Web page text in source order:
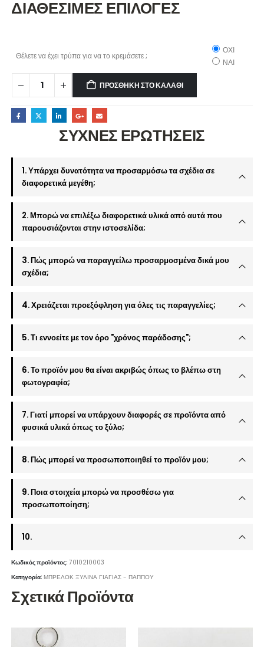
ΔΙΑΘΕΣΙΜΕΣ ΕΠΙΛΟΓΕΣ
Θέλετε να έχει τρύπα για να το κρεμάσετε ;
ΟΧΙ
ΝΑΙ
ΠΡΟΣΘΉΚΗ ΣΤΟ ΚΑΛΆΘΙ
ΣΥΧΝΕΣ ΕΡΩΤΗΣΕΙΣ
1. Υπάρχει δυνατότητα να προσαρμόσω τα σχέδια σε
διαφορετικά μεγέθη;
2. Μπορώ να επιλέξω διαφορετικά υλικά από αυτά που
παρουσιάζονται στην ιστοσελίδα;
3. Πώς μπορώ να παραγγείλω προσαρμοσμένα δικά μου
σχέδια;
4. Χρειάζεται προεξόφληση για όλες τις παραγγελίες;
5. Τι εννοείτε με τον όρο "χρόνος παράδοσης";
6. Το προϊόν μου θα είναι ακριβώς όπως το βλέπω στη
φωτογραφία;
7. Γιατί μπορεί να υπάρχουν διαφορές σε προϊόντα από
φυσικά υλικά όπως το ξύλο;
8. Πώς μπορεί να προσωποποιηθεί το προϊόν μου;
9. Ποια στοιχεία μπορώ να προσθέσω για
προσωποποίηση;
10.
Κωδικός προϊόντος:7010210003
Κατηγορία:ΜΠΡΕΛΟΚ ΞΥΛΙΝΑ ΓΙΑΓΙΑΣ - ΠΑΠΠΟΥ
Σχετικά Προϊόντα